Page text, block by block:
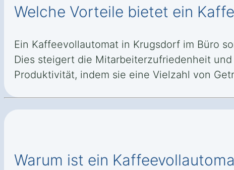
Welche Vorteile bietet ein
Ein Kaffeevollautomat in Krugsdorf im Büro
Dies steigert die Mitarbeiterzufriedenheit
Produktivität, indem sie eine Vielzahl von
Warum ist ein